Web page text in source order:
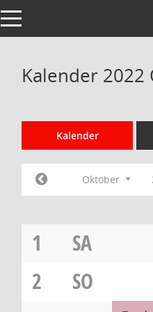
Toggle navigation
Kalender 2022
Kalender
Oktober
1
SA
2
SO